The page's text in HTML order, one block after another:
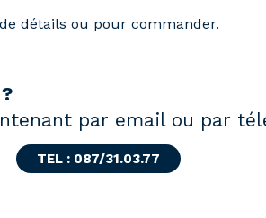
détails ou pour commander.
par email ou par
TEL : 087/31.03.77